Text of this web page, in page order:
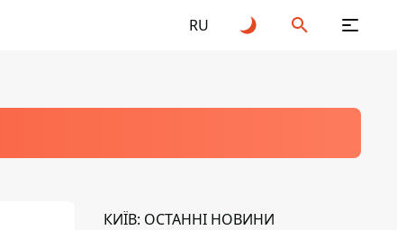
RU
КИЇВ: ОСТАННІ НОВИНИ